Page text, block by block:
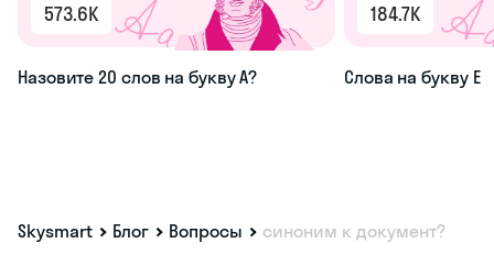
573.6K
Назовите 20 слов на букву А?
184.7K
Слова на букву Е
Skysmart Блог Вопросы синоним к документ?